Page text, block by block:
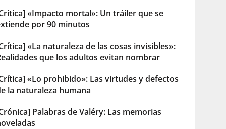
«Impacto mortal»: Un tráiler que se
por 90 minutos
«La naturaleza de las cosas invisibles»:
que los adultos evitan nombrar
«Lo prohibido»: Las virtudes y defectos
la naturaleza humana
Palabras de Valéry: Las memorias